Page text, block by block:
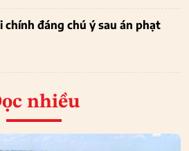
chính đáng chú ý sau án phạt
nhiều